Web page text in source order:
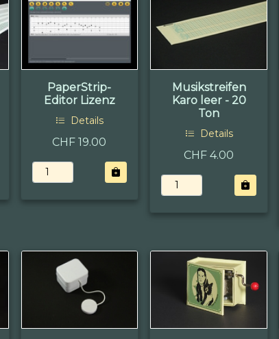
PaperStrip-
Editor Lizenz
Details
CHF 19.00
Musikstreifen
Karo leer - 20
Ton
Details
CHF 4.00